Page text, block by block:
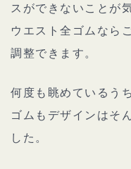
スができないことが
ウエスト全ゴムなら
調整できます。
何度も眺めているう
ゴムもデザインはそ
した。